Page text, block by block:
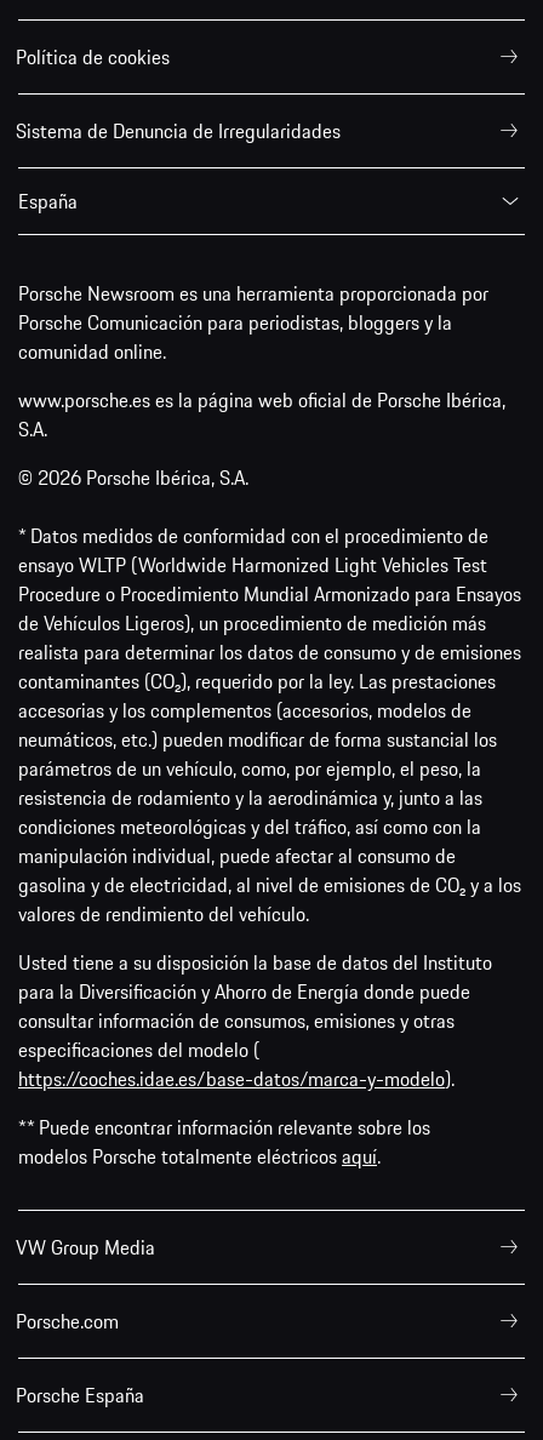
Política de cookies
Sistema de Denuncia de Irregularidades
España
Porsche Newsroom es una herramienta proporcionada por
Porsche Comunicación para periodistas, bloggers y la
comunidad online.
www.porsche.es es la página web oficial de Porsche Ibérica,
S.A.
© 2026 Porsche Ibérica, S.A.
* Datos medidos de conformidad con el procedimiento de
ensayo WLTP (Worldwide Harmonized Light Vehicles Test
Procedure o Procedimiento Mundial Armonizado para Ensayos
de Vehículos Ligeros), un procedimiento de medición más
realista para determinar los datos de consumo y de emisiones
contaminantes (CO₂), requerido por la ley. Las prestaciones
accesorias y los complementos (accesorios, modelos de
neumáticos, etc.) pueden modificar de forma sustancial los
parámetros de un vehículo, como, por ejemplo, el peso, la
resistencia de rodamiento y la aerodinámica y, junto a las
condiciones meteorológicas y del tráfico, así como con la
manipulación individual, puede afectar al consumo de
gasolina y de electricidad, al nivel de emisiones de CO₂ y a los
valores de rendimiento del vehículo.
Usted tiene a su disposición la base de datos del Instituto
para la Diversificación y Ahorro de Energía donde puede
consultar información de consumos, emisiones y otras
especificaciones del modelo (
https://coches.idae.es/base-datos/marca-y-modelo).
** Puede encontrar información relevante sobre los
modelos Porsche totalmente eléctricosaquí.
VW Group Media
Porsche.com
Porsche España